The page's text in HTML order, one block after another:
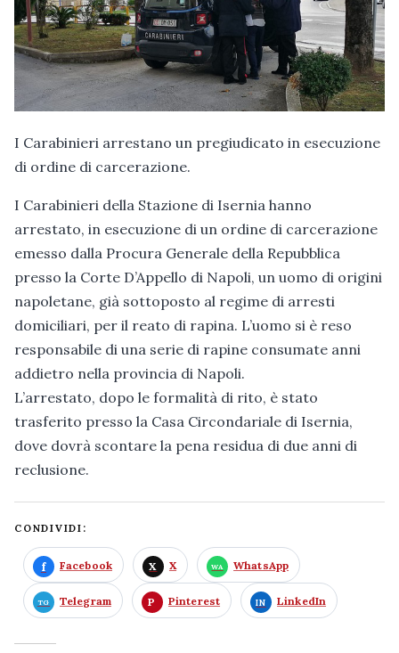
I Carabinieri arrestano un pregiudicato in esecuzione
di ordine di carcerazione.
I Carabinieri della Stazione di Isernia hanno
arrestato, in esecuzione di un ordine di carcerazione
emesso dalla Procura Generale della Repubblica
presso la Corte D’Appello di Napoli, un uomo di origini
napoletane, già sottoposto al regime di arresti
domiciliari, per il reato di rapina. L’uomo si è reso
responsabile di una serie di rapine consumate anni
addietro nella provincia di Napoli.
L’arrestato, dopo le formalità di rito, è stato
trasferito presso la Casa Circondariale di Isernia,
dove dovrà scontare la pena residua di due anni di
reclusione.
CONDIVIDI:
Facebook X WhatsApp
Telegram Pinterest LinkedIn